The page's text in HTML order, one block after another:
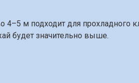
м подходит для прохладного
будет значительно выше.